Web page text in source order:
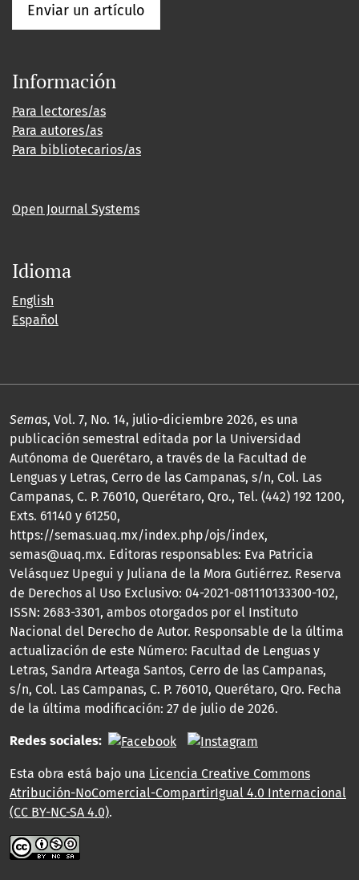
Enviar un artículo
Información
Para lectores/as
Para autores/as
Para bibliotecarios/as
Open Journal Systems
Idioma
English
Español
Semas, Vol. 7, No. 14, julio-diciembre 2026, es una
publicación semestral editada por la Universidad
Autónoma de Querétaro, a través de la Facultad de
Lenguas y Letras, Cerro de las Campanas, s/n, Col. Las
Campanas, C. P. 76010, Querétaro, Qro., Tel. (442) 192 1200,
Exts. 61140 y 61250,
https://semas.uaq.mx/index.php/ojs/index,
semas@uaq.mx. Editoras responsables: Eva Patricia
Velásquez Upegui y Juliana de la Mora Gutiérrez. Reserva
de Derechos al Uso Exclusivo: 04-2021-081110133300-102,
ISSN: 2683-3301, ambos otorgados por el Instituto
Nacional del Derecho de Autor. Responsable de la última
actualización de este Número: Facultad de Lenguas y
Letras, Sandra Arteaga Santos, Cerro de las Campanas,
s/n, Col. Las Campanas, C. P. 76010, Querétaro, Qro. Fecha
de la última modificación: 27 de julio de 2026.
Redes sociales:
Esta obra está bajo una Licencia Creative Commons
Atribución-NoComercial-CompartirIgual 4.0 Internacional
(CC BY-NC-SA 4.0).